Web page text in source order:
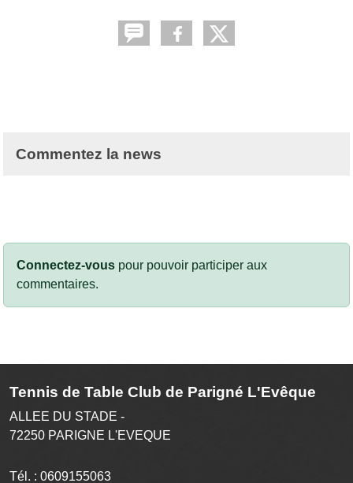
Commentez la news
Connectez-vous pour pouvoir participer aux
commentaires.
Tennis de Table Club de Parigné L'Evêque
ALLEE DU STADE -
72250 PARIGNE L'EVEQUE
Tél. : 0609155063